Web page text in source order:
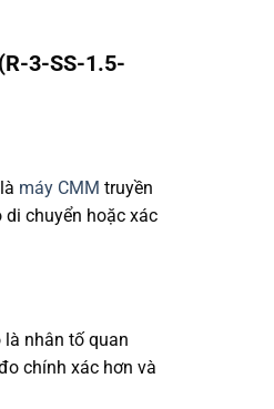
3-SS-1.5-
máy CMM truyền
chuyển hoặc xác
nhân tố quan
chính xác hơn và